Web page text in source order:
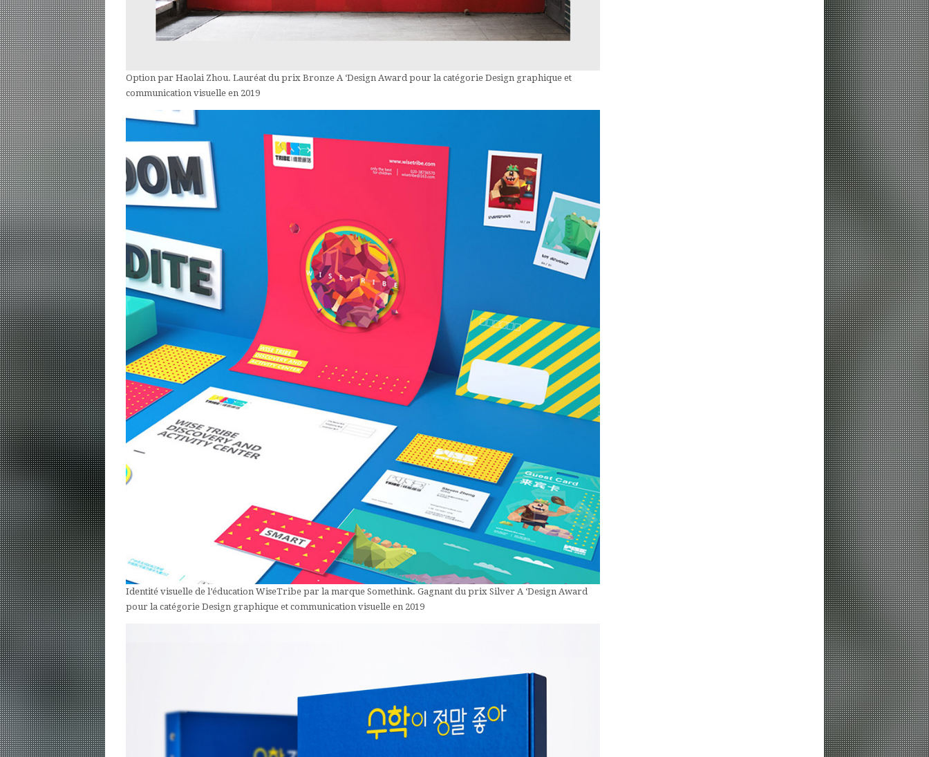
Option par Haolai Zhou. Lauréat du prix Bronze A ‘Design Award pour la catégorie Design graphique et
communication visuelle en 2019
Identité visuelle de l’éducation WiseTribe par la marque Somethink. Gagnant du prix Silver A ‘Design Award
pour la catégorie Design graphique et communication visuelle en 2019